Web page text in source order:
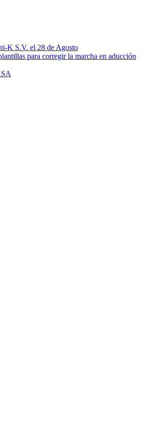
K S.V. el 28 de Agosto
para corregir la marcha en aducción